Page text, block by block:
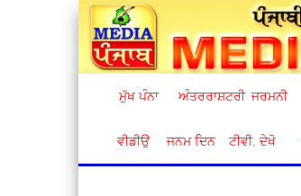
ਮੁੱਖ ਪੰਨਾ ਅੰਤਰਰਾਸ਼ਟਰੀ ਜਰਮਨੀ
ਵੀਡੀਉ ਜਨਮ ਦਿਨ ਟੀਵੀ. ਦੇਖੋ